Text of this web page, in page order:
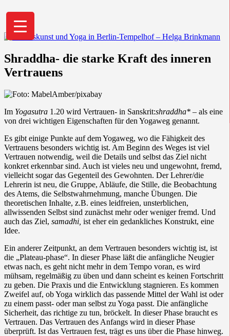
BDY/EYU: "Aus der eigenen Mitte heraus
ein kraftvolles, lebendiges und freies
Leben zu gestalten ist Lebenskunst."
Shraddha- die starke Kraft des inneren
Vertrauens
Im Yogasutra 1.20 wird Vertrauen- in Sanskrit:shraddha* – als eine
von drei wichtigen Eigenschaften für den Yogaweg genannt.
Es gibt einige Punkte auf dem Yogaweg, wo die Fähigkeit des
Vertrauens besonders wichtig ist. Am Beginn des Weges ist viel
Vertrauen notwendig, weil die Details und selbst das Ziel nicht
konkret erkennbar sind. Auch ist vieles neu und ungewohnt, fremd,
vielleicht sogar das Gegenteil des Gewohnten. Der Lehrer/die
Lehrerin ist neu, die Gruppe, Abläufe, die Stille, die Beobachtung
des Atems, die Selbstwahrnehmung, manche Übungen. Die
theoretischen Inhalte, z.B. eines leidfreien, unsterblichen,
allwissenden Selbst sind zunächst mehr oder weniger fremd. Und
auch das Ziel, samadhi, ist eher ein gedankliches Konstrukt, eine
Idee.
Ein anderer Zeitpunkt, an dem Vertrauen besonders wichtig ist, ist
die „Plateau-phase“. In dieser Phase läßt die anfängliche Neugier
etwas nach, es geht nicht mehr in dem Tempo voran, es wird
mühsam, regelmäßig zu üben und dann scheint es keinen Fortschritt
zu geben. Die Praxis und die Entwicklung stagnieren. Es kommen
Zweifel auf, ob Yoga wirklich das passende Mittel der Wahl ist oder
zu einem passt- oder man selbst zu Yoga passt. Die anfängliche
Sicherheit, das richtige zu tun, bröckelt. In dieser Phase braucht es
Vertrauen. Das Vertrauen des Anfangs wird in dieser Phase
überprüft. Ist das Vertrauen fest, trägt es uns über die Phase hinweg.